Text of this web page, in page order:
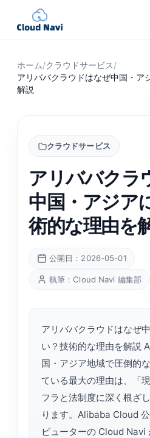
ホーム/クラウドサービス/
アリババクラウドはなぜ中国・ア
解説
クラウドサービス
アリババクラ
中国・アジア
術的な理由を
公開日：2026-05-01
執筆：Cloud Navi 編集部
アリババクラウドはなぜ
い？技術的な理由を解説
国・アジア地域で圧倒的
ている最大の理由は、「
フラと法制度に深く根ざ
ります。Alibaba Cloud
ビューターの Cloud Navi